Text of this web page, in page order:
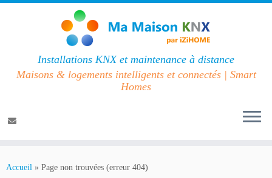
Installations KNX et maintenance à distance
Maisons & logements intelligents et connectés | Smart
Homes
Accueil » Page non trouvées (erreur 404)